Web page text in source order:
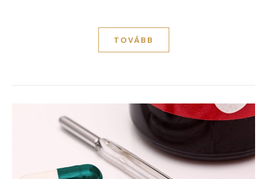
TOVÁBB